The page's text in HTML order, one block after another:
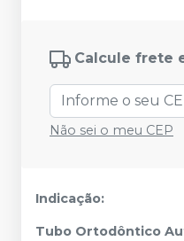
Calcule frete
Não sei o meu CEP
Indicação:
Tubo Ortodôntico